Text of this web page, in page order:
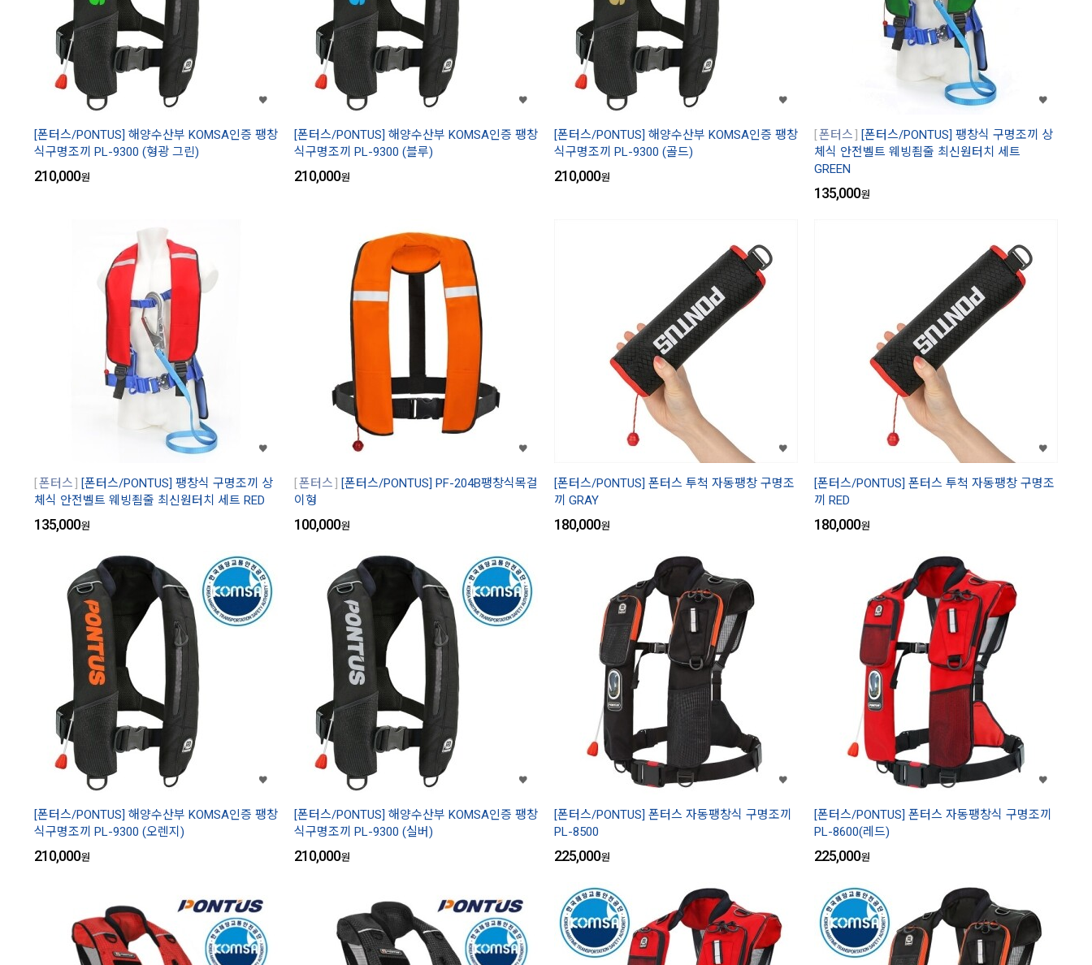
[폰터스/PONTUS] 해양수산부 KOMSA인증 팽창
식구명조끼 PL-9300 (형광 그린)
210,000원
[폰터스/PONTUS] 해양수산부 KOMSA인증 팽창
식구명조끼 PL-9300 (블루)
210,000원
[폰터스/PONTUS] 해양수산부 KOMSA인증 팽창
식구명조끼 PL-9300 (골드)
210,000원
폰터스
[폰터스/PONTUS] 팽창식 구명조끼 상
체식 안전벨트 웨빙죔줄 최신원터치 세트
GREEN
135,000원
폰터스
[폰터스/PONTUS] 팽창식 구명조끼 상
체식 안전벨트 웨빙죔줄 최신원터치 세트 RED
135,000원
폰터스
[폰터스/PONTUS] PF-204B팽창식목걸
이형
100,000원
[폰터스/PONTUS] 폰터스 투척 자동팽창 구명조
끼 GRAY
180,000원
[폰터스/PONTUS] 폰터스 투척 자동팽창 구명조
끼 RED
180,000원
[폰터스/PONTUS] 해양수산부 KOMSA인증 팽창
식구명조끼 PL-9300 (오렌지)
210,000원
[폰터스/PONTUS] 해양수산부 KOMSA인증 팽창
식구명조끼 PL-9300 (실버)
210,000원
[폰터스/PONTUS] 폰터스 자동팽창식 구명조끼
PL-8500
225,000원
[폰터스/PONTUS] 폰터스 자동팽창식 구명조끼
PL-8600(레드)
225,000원